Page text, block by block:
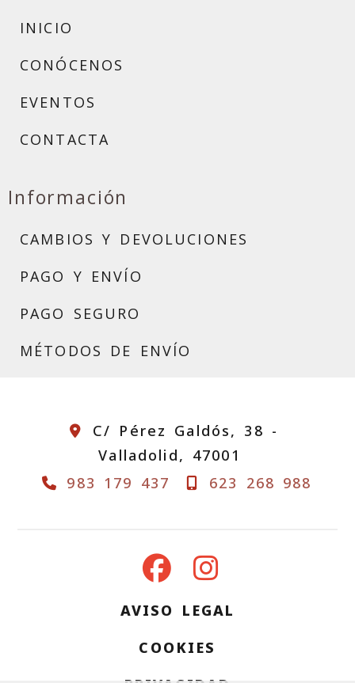
INICIO
CONÓCENOS
EVENTOS
CONTACTA
Información
CAMBIOS Y DEVOLUCIONES
PAGO Y ENVÍO
PAGO SEGURO
MÉTODOS DE ENVÍO
C/ Pérez Galdós, 38 -
Valladolid, 47001
983 179 437
623 268 988
AVISO LEGAL
COOKIES